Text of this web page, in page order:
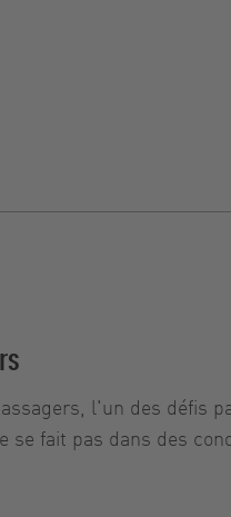
l'un des défis
fait pas dans des